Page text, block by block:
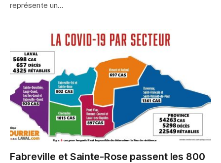
représente un…
Fabreville et Sainte-Rose passent les 800